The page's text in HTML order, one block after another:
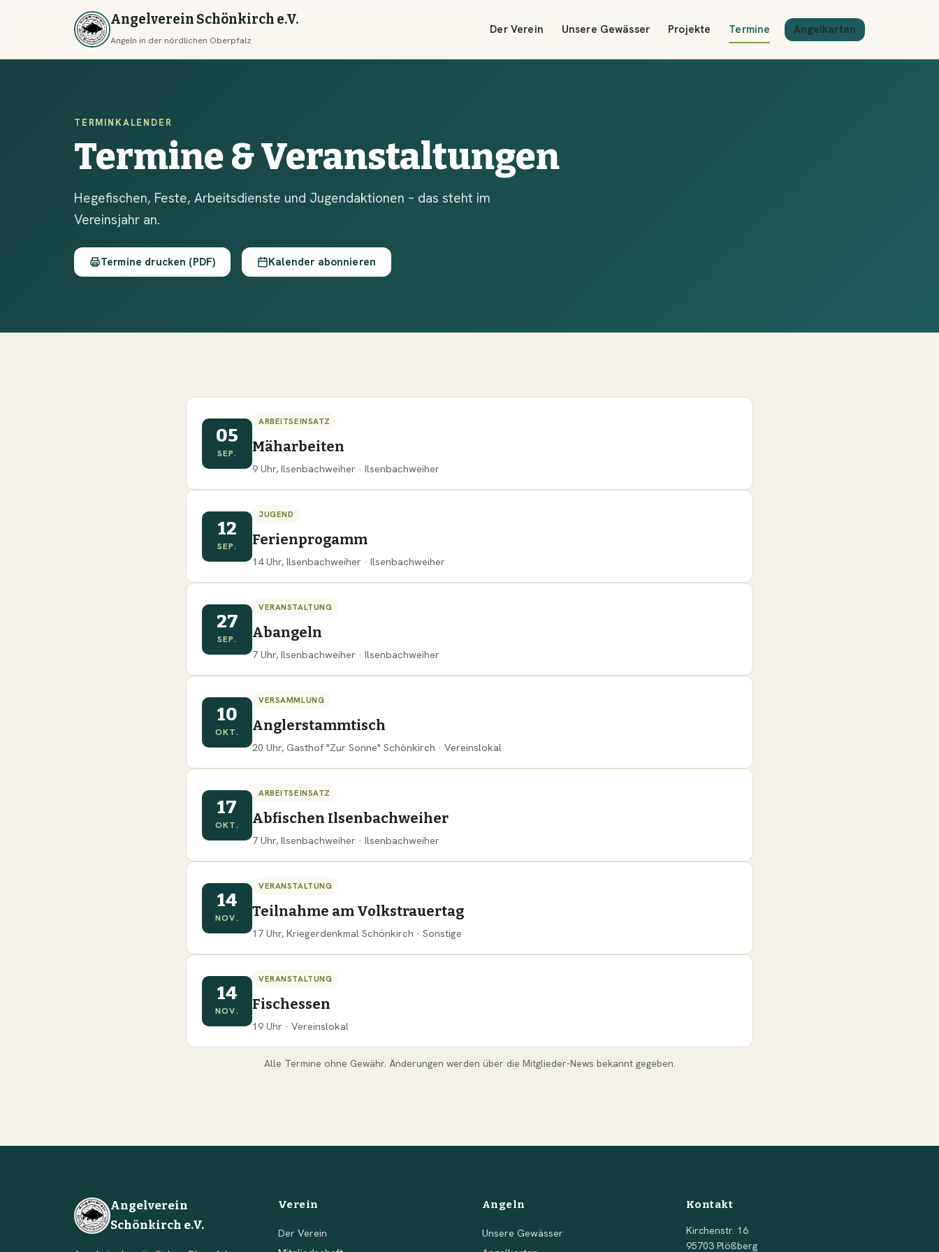
Angelverein Schönkirch e.V.
Angeln in der nördlichen Oberpfalz
Der Verein Unsere Gewässer Projekte Termine Angelkarten
TERMINKALENDER
Termine & Veranstaltungen
Hegefischen, Feste, Arbeitsdienste und Jugendaktionen – das steht im
Vereinsjahr an.
Termine drucken (PDF) Kalender abonnieren
05
SEP.
ARBEITSEINSATZ
Mäharbeiten
9 Uhr, Ilsenbachweiher · Ilsenbachweiher
12
SEP.
JUGEND
Ferienprogamm
14 Uhr, Ilsenbachweiher · Ilsenbachweiher
27
SEP.
VERANSTALTUNG
Abangeln
7 Uhr, Ilsenbachweiher · Ilsenbachweiher
10
OKT.
VERSAMMLUNG
Anglerstammtisch
20 Uhr, Gasthof "Zur Sonne" Schönkirch · Vereinslokal
17
OKT.
ARBEITSEINSATZ
Abfischen Ilsenbachweiher
7 Uhr, Ilsenbachweiher · Ilsenbachweiher
14
NOV.
VERANSTALTUNG
Teilnahme am Volkstrauertag
17 Uhr, Kriegerdenkmal Schönkirch · Sonstige
14
NOV.
VERANSTALTUNG
Fischessen
19 Uhr · Vereinslokal
Alle Termine ohne Gewähr. Änderungen werden über die Mitglieder-News bekannt gegeben.
Angelverein
Schönkirch e.V.
Verein
Der Verein
Angeln
Unsere Gewässer
Kontakt
Kirchenstr. 16
95703 Plößberg